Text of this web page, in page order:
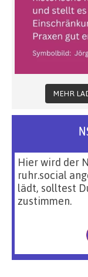
MEHR
Hier wird der
ruhr.social
lädt, solltest
zustimmen.